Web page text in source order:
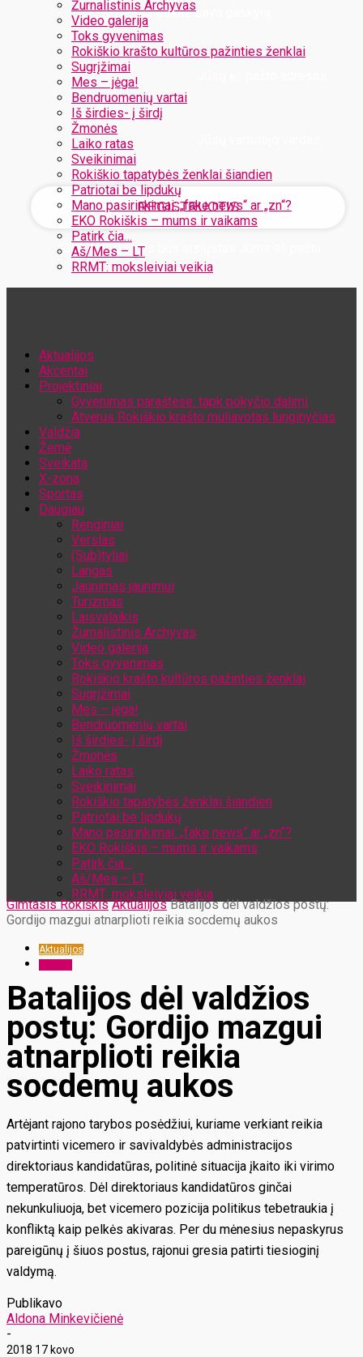
Žurnalistinis Archyvas
Video galerija
Toks gyvenimas
Rokiškio krašto kultūros pažinties ženklai
Sugrįžimai
Mes – jėga!
Bendruomenių vartai
Iš širdies- į širdį
Žmonės
Laiko ratas
Sveikinimai
Rokiškio tapatybės ženklai šiandien
Patriotai be lipdukų
Mano pasirinkimai: „fake news“ ar „zn“?
EKO Rokiškis – mums ir vaikams
Patirk čia…
Aš/Mes – LT
RRMT: moksleiviai veikia
Užregistruokite savo paskyrą
Jūsų slaptažodis bus atsiųstas Jums el. paštu
Aktualijos
Akcentai
Projektiniai
Gyvenimas paraštėse: tapk pokyčio dalimi
Atvėrus Rokiškio krašto muliavotas lunginyčias
Valdžia
Žemė
Sveikata
X-zona
Sportas
Daugiau
Renginiai
Verslas
(Sub)tyliai
Langas
Jaunimas jaunimui
Turizmas
Laisvalaikis
Žurnalistinis Archyvas
Video galerija
Toks gyvenimas
Rokiškio krašto kultūros pažinties ženklai
Sugrįžimai
Mes – jėga!
Bendruomenių vartai
Iš širdies- į širdį
Žmonės
Laiko ratas
Sveikinimai
Rokiškio tapatybės ženklai šiandien
Patriotai be lipdukų
Mano pasirinkimai: „fake news“ ar „zn“?
EKO Rokiškis – mums ir vaikams
Patirk čia…
Aš/Mes – LT
RRMT: moksleiviai veikia
Gimtasis Rokiškis Aktualijos Batalijos dėl valdžios postų:
Gordijo mazgui atnarplioti reikia socdemų aukos
Aktualijos
Batalijos dėl valdžios
postų: Gordijo mazgui
atnarplioti reikia
socdemų aukos
Artėjant rajono tarybos posėdžiui, kuriame verkiant reikia
patvirtinti vicemero ir savivaldybės administracijos
direktoriaus kandidatūras, politinė situacija įkaito iki virimo
temperatūros. Dėl direktoriaus kandidatūros ginčai
nekunkuliuoja, bet vicemero pozicija politikus tebetraukia į
konfliktą kaip pelkės akivaras. Per du mėnesius nepaskyrus
pareigūnų į šiuos postus, rajonui gresia patirti tiesioginį
valdymą.
Publikavo
Aldona Minkevičienė
-
2018 17 kovo